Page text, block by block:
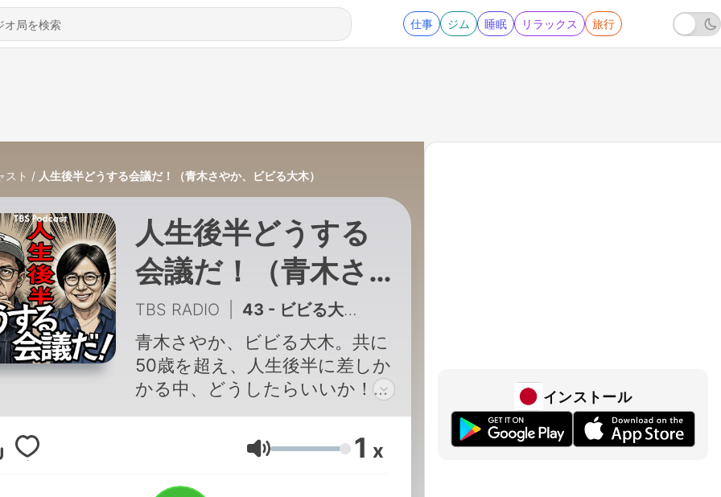
仕事 ジム 睡眠 リラックス 旅行
スト 人生後半どうする会議だ！（青木さやか、ビビる大木）
人生後半どうする
会議だ！（青木さ
やか、ビビる大
木）
TBS RADIO 43 - ビビる大木の日本探訪
青木さやか、ビビる大木。共に
50歳を超え、人生後半に差しか
かる中、どうしたらいいか！あ
ーだこーだ話し合う会議！✉
kaigida@tbs.co.jp
音量 1 x
インストール